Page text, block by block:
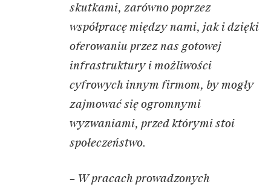
skutkami, zarówno poprzez
współpracę między nami, jak i dzięki
oferowaniu przez nas gotowej
infrastruktury i możliwości
cyfrowych innym firmom, by mogły
zajmować się ogromnymi
wyzwaniami, przed którymi stoi
społeczeństwo.
– W pracach prowadzonych